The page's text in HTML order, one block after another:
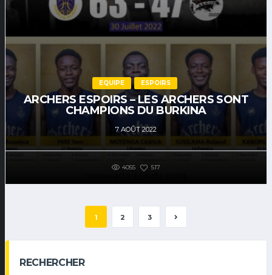
EQUIPE ESPOIRS
ARCHERS ESPOIRS – LES ARCHERS SONT
CHAMPIONS DU BURKINA
7 AOÛT 2022
4055 517
1 2 3
RECHERCHER